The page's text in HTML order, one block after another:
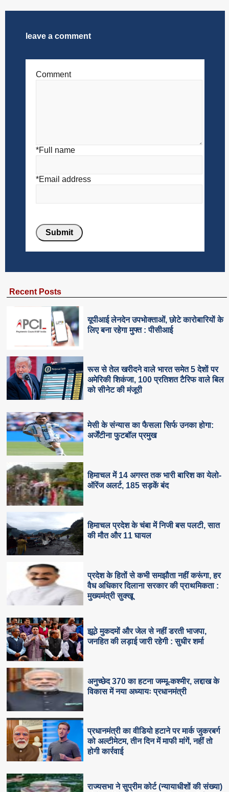
leave a comment
Comment
*Full name
*Email address
Recent Posts
यूपीआई लेनदेन उपभोक्ताओं, छोटे कारोबारियों के
लिए बना रहेगा मुफ्त : पीसीआई
रूस से तेल खरीदने वाले भारत समेत 5 देशाें पर
अमेरिकी शिकंजा, 100 प्रतिशत टैरिफ वाले बिल
को सीनेट की मंजूरी
मेसी के संन्यास का फैसला सिर्फ उनका होगा:
अर्जेंटीना फुटबॉल प्रमुख
हिमाचल में 14 अगस्त तक भारी बारिश का येलो-
ऑरेंज अलर्ट, 185 सड़कें बंद
हिमाचल प्रदेश के चंबा में निजी बस पलटी, सात
की मौत और 11 घायल
प्रदेश के हितों से कभी समझौता नहीं करूंगा, हर
वैध अधिकार दिलाना सरकार की प्राथमिकता :
मुख्यमंत्री सुक्खू
झूठे मुकदमों और जेल से नहीं डरती भाजपा,
जनहित की लड़ाई जारी रहेगी : सुधीर शर्मा
अनुच्छेद 370 का हटना जम्मू-कश्मीर, लद्दाख के
विकास में नया अध्यायः प्रधानमंत्री
प्रधानमंत्री का वीडियो हटाने पर मार्क जुकरबर्ग
को अल्टीमेटम, तीन दिन में माफी मांगें, नहीं तो
होगी कार्रवाई
राज्यसभा ने सुप्रीम कोर्ट (न्यायाधीशों की संख्या)